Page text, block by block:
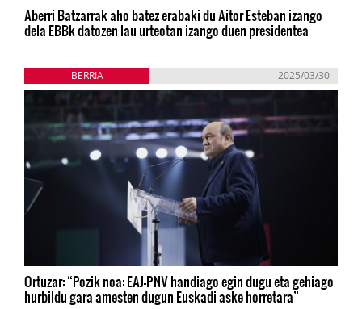
Aberri Batzarrak aho batez erabaki du Aitor Esteban izango
dela EBBk datozen lau urteotan izango duen presidentea
BERRIA 2025/03/30
Ortuzar: “Pozik noa: EAJ-PNV handiago egin dugu eta gehiago
hurbildu gara amesten dugun Euskadi aske horretara”